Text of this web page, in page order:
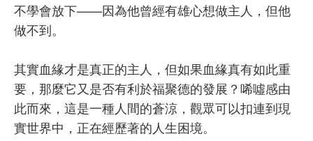
不學會放下——因為他曾經有雄心想做主人，但他
做不到。
其實血緣才是真正的主人，但如果血緣真有如此重
要，那麼它又是否有利於福聚德的發展？唏噓感由
此而來，這是一種人間的蒼涼，觀眾可以扣連到現
實世界中，正在經歷著的人生困境。